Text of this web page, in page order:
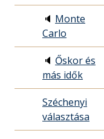
🔈 Monte
Carlo
🔈 Őskor és
más idők
Széchenyi
választása